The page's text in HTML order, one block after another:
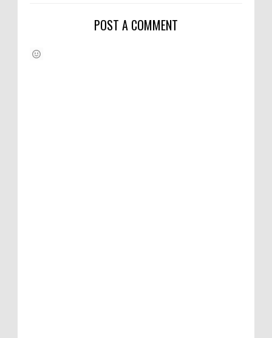
POST A COMMENT